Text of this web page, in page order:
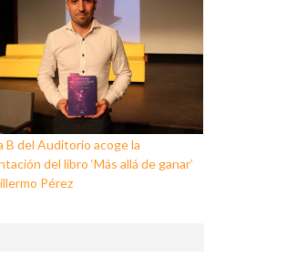
B del Auditorio acoge la
del libro ‘Más allá de ganar’
Pérez